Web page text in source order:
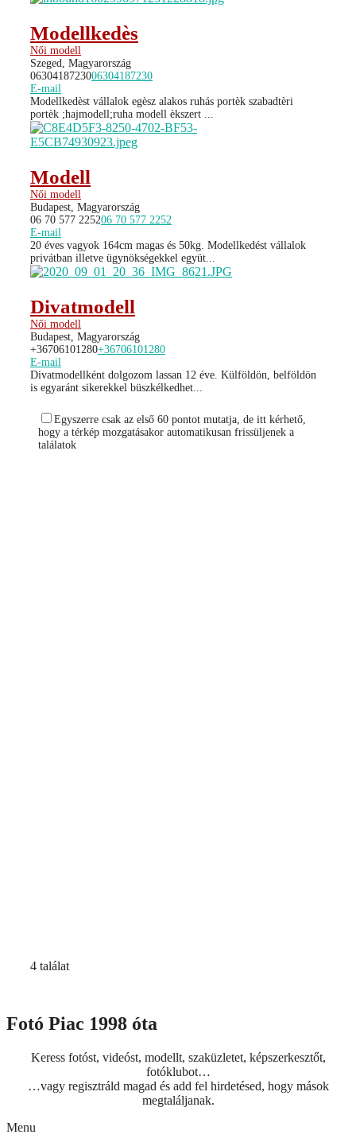
Modellkedès
Női modell
Szeged, Magyarország
0630418723006304187230
E-mail
Modellkedèst vállalok egèsz alakos ruhás portèk szabadtèri
portèk ;hajmodell;ruha modell èkszert ...
Modell
Női modell
Budapest, Magyarország
06 70 577 225206 70 577 2252
E-mail
20 éves vagyok 164cm magas és 50kg. Modellkedést vállalok
privátban illetve ügynökségekkel együt...
Divatmodell
Női modell
Budapest, Magyarország
+36706101280+36706101280
E-mail
Divatmodellként dolgozom lassan 12 éve. Külföldön, belföldön
is egyaránt sikerekkel büszkélkedhet...
Egyszerre csak az első 60 pontot mutatja, de itt kérhető,
hogy a térkép mozgatásakor automatikusan frissüljenek a
találatok
4 találat
Fotó Piac 1998 óta
Keress fotóst, videóst, modellt, szaküzletet, képszerkesztőt,
fotóklubot…
…vagy regisztráld magad és add fel hirdetésed, hogy mások
megtaláljanak.
Menu